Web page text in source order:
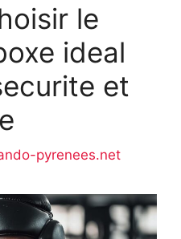
le
ideal
et
pyrenees.net